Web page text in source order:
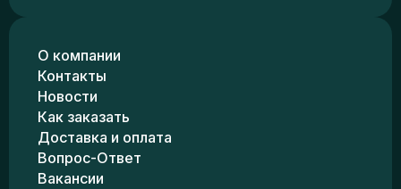
О компании
Контакты
Новости
Как заказать
Доставка и оплата
Вопрос-Ответ
Вакансии